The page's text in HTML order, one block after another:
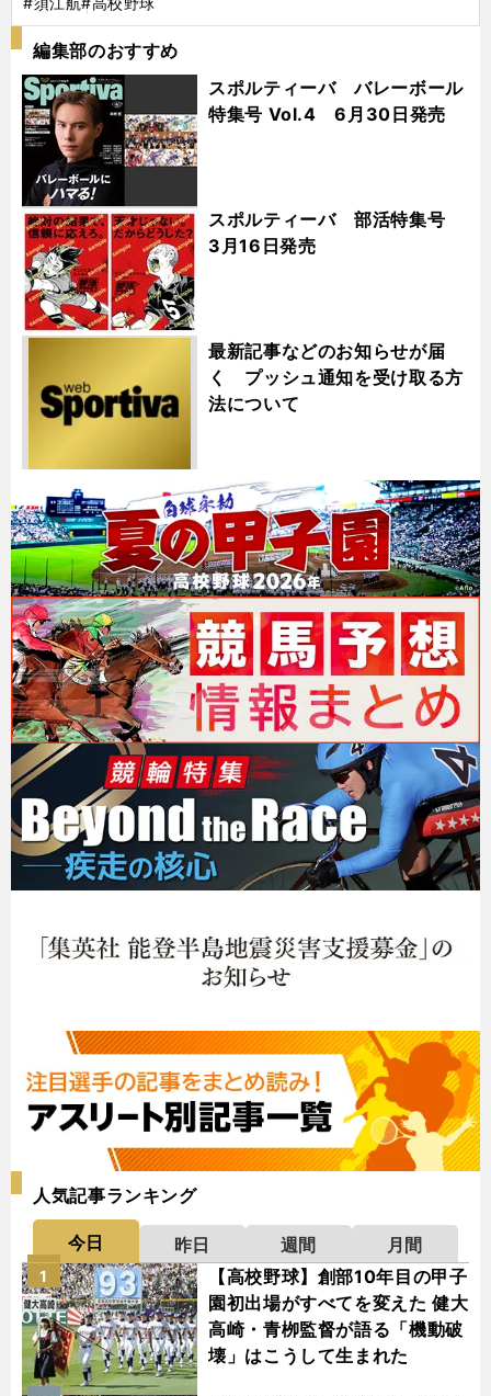
編集部のおすすめ
スポルティーバ バレーボール
特集号 Vol.4 6月30日発売
スポルティーバ 部活特集号
3月16日発売
最新記事などのお知らせが届
く プッシュ通知を受け取る方
法について
人気記事ランキング
今日 昨日 週間
月間
【高校野球】創部10年目の甲子
園初出場がすべてを変えた 健大
高崎・青栁監督が語る「機動破
壊」はこうして生まれた
1